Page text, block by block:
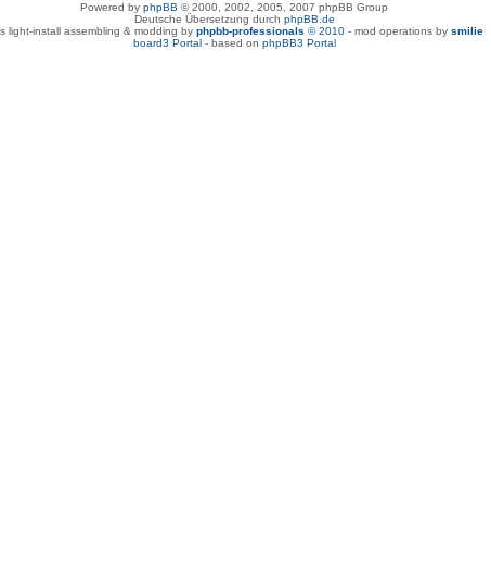
Powered by phpBB © 2000, 2002, 2005, 2007 phpBB Group
Deutsche Übersetzung durch phpBB.de
light-install assembling & modding by phpbb-professionals © 2010 - mod operations by smilie
board3 Portal- based on phpBB3 Portal